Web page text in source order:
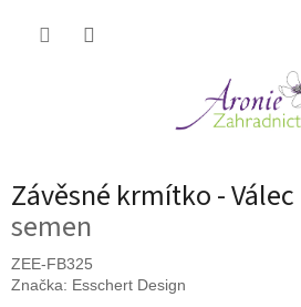
Závěsné krmítko - Válec
semen
ZEE-FB325
Značka: Esschert Design